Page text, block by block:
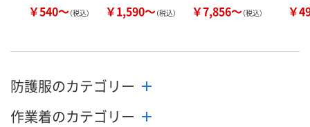
￥540～（税込） ￥1,590～（税込） ￥7,856～（税込） ￥
防護服のカテゴリー
作業着のカテゴリー